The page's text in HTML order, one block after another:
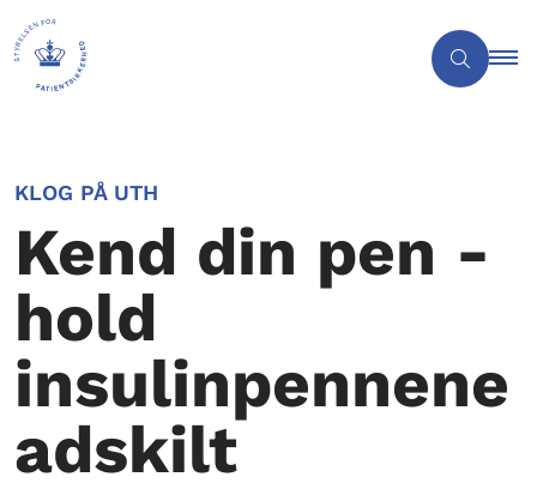
KLOG PÅ UTH
Kend din pen -
hold
insulinpennene
adskilt